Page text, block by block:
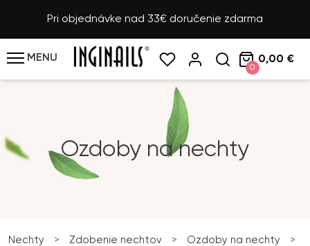
Pri objednávke nad 33€ doručenie zdarma
MENU
0
0,00 €
Ozdoby na nechty
Nechty > Zdobenie nechtov > Ozdoby na nechty
>